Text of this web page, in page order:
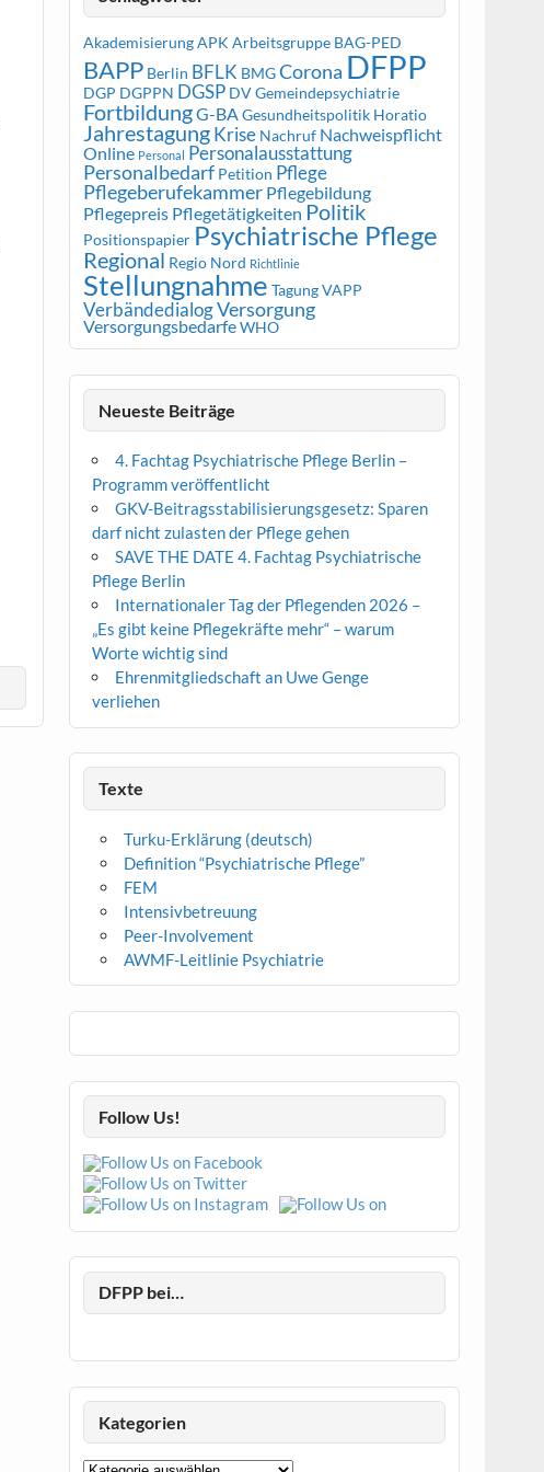
Akademisierung APK Arbeitsgruppe BAG-PED
BAPP Berlin BFLK BMG Corona DFPP
DGP DGPPN DGSP DV Gemeindepsychiatrie
FortbildungG-BA Gesundheitspolitik Horatio
JahrestagungKrise Nachruf Nachweispflicht
Online Personal Personalausstattung
Personalbedarf Petition Pflege
Pflegeberufekammer Pflegebildung
Pflegepreis Pflegetätigkeiten Politik
Positionspapier Psychiatrische Pflege
Regional Regio Nord Richtlinie
Stellungnahme Tagung VAPP
VerbändedialogVersorgung
Versorgungsbedarfe WHO
Neueste Beiträge
4. Fachtag Psychiatrische Pflege Berlin –
Programm veröffentlicht
GKV-Beitragsstabilisierungsgesetz: Sparen
darf nicht zulasten der Pflege gehen
SAVE THE DATE 4. Fachtag Psychiatrische
Pflege Berlin
Internationaler Tag der Pflegenden 2026 –
„Es gibt keine Pflegekräfte mehr“ – warum
Worte wichtig sind
Ehrenmitgliedschaft an Uwe Genge
verliehen
Texte
Turku-Erklärung (deutsch)
Definition “Psychiatrische Pflege”
FEM
Intensivbetreuung
Peer-Involvement
AWMF-Leitlinie Psychiatrie
Follow Us!
DFPP bei…
Kategorien
Kategorien